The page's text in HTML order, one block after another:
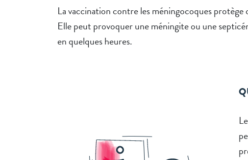
La vaccination contre les méningocoques
Elle peut provoquer une méningite ou une
en quelques heures.